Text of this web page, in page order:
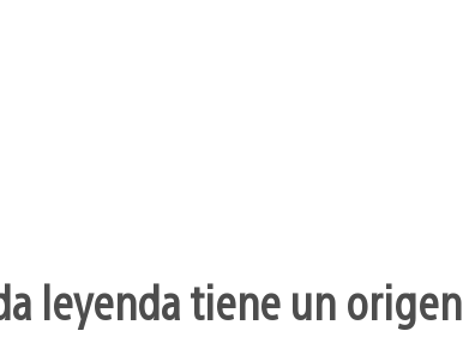
leyenda tiene un origen